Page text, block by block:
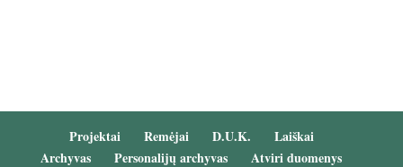
Projektai Remėjai D.U.K.
Laiškai
Archyvas
Personalijų archyvas Atviri duomenys